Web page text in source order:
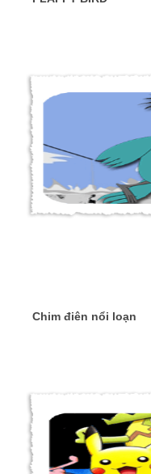
Chim điên nổi loạn